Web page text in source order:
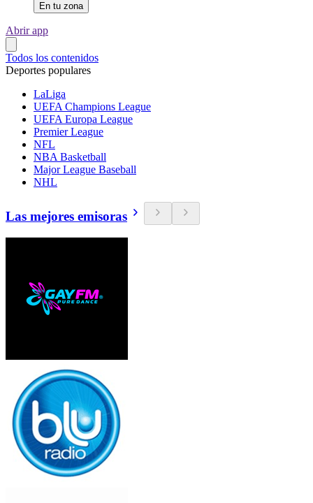
En tu zona
Abrir app
Todos los contenidos
Deportes populares
LaLiga
UEFA Champions League
UEFA Europa League
Premier League
NFL
NBA Basketball
Major League Baseball
NHL
Las mejores emisoras